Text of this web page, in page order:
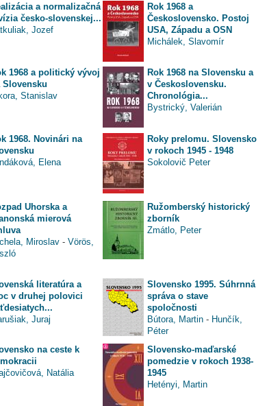
a normalizačná
česko-slovenskej...
Jozef
Rok 1968 a
Československo. Postoj
USA, Západu a OSN
Michálek, Slavomír
1968 a politický vývoj
Slovensku
Stanislav
Rok 1968 na Slovensku a
v Československu.
Chronológia...
Bystrický, Valerián
1968. Novinári na
Elena
Roky prelomu. Slovensko
v rokoch 1945 - 1948
Sokolovič Peter
Uhorska a
mierová
Miroslav - Vörös,
Ružomberský historický
zborník
Zmátlo, Peter
literatúra a
v druhej polovici
Juraj
Slovensko 1995. Súhrnná
správa o stave
spoločnosti
Bútora, Martin - Hunčík,
Péter
na ceste k
Natália
Slovensko-maďarské
pomedzie v rokoch 1938-
1945
Hetényi, Martin